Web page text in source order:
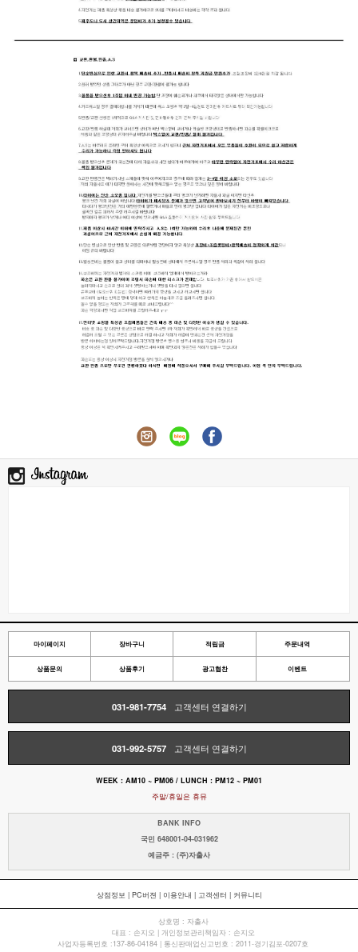
마이페이지 장바구니 적립금 주문내역
상품문의 상품후기 광고협찬 이벤트
031-981-7754 고객센터 연결하기
031-992-5757 고객센터 연결하기
WEEK : AM10 ~ PM06 / LUNCH : PM12 ~ PM01
주말/휴일은 휴뮤
BANK INFO
국민 648001-04-031962
예금주 : (주)자출사
상점정보 | PC버젼 | 이용안내 | 고객센터 | 커뮤니티
상호명 : 자출사
대표 : 손지오 | 개인정보관리책임자 : 손지오
사업자등록번호 :137-86-04184 | 통신판매업신고번호 : 2011-경기김포-0207호